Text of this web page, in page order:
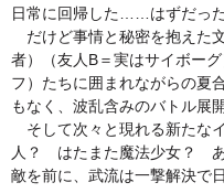
日常に回帰した……はずだった
だけど事情と秘密を抱えた
者）（友人B＝実はサイボー
フ）たちに囲まれながらの夏
もなく、波乱含みのバトル
そして次々と現れる新たな
人？ はたまた魔法少女？ あ
敵を前に、武流は一撃解決で